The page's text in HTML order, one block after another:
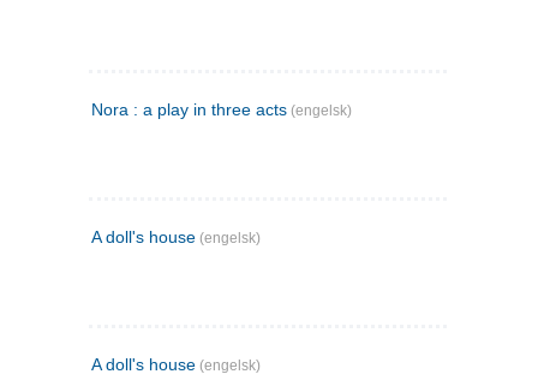
Nora : a play in three acts (engelsk)
A doll's house (engelsk)
A doll's house (engelsk)